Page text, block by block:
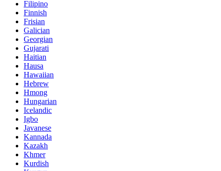
Filipino
Finnish
Frisian
Galician
Georgian
Gujarati
Haitian
Hausa
Hawaiian
Hebrew
Hmong
Hungarian
Icelandic
Igbo
Javanese
Kannada
Kazakh
Khmer
Kurdish